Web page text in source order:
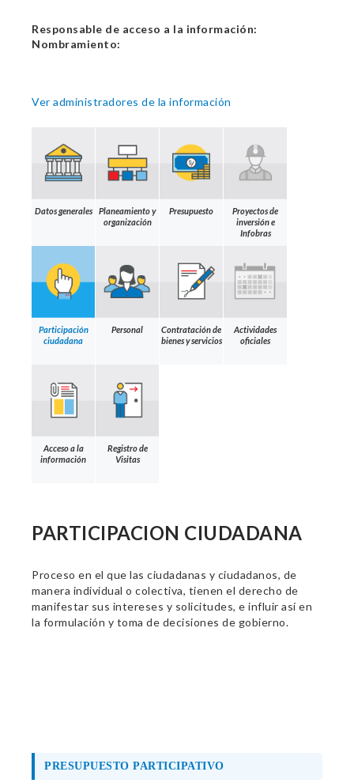
Responsable de acceso a la información:
Nombramiento:
Ver administradores de la información
Datos generales
Planeamiento y
organización
Presupuesto
Proyectos de
inversión e
Infobras
Participación
ciudadana
Personal
Contratación de
bienes y servicios
Actividades
oficiales
Acceso a la
información
Registro de
Visitas
PARTICIPACION CIUDADANA
Proceso en el que las ciudadanas y ciudadanos, de
manera individual o colectiva, tienen el derecho de
manifestar sus intereses y solicitudes, e influir así en
la formulación y toma de decisiones de gobierno.
PRESUPUESTO PARTICIPATIVO